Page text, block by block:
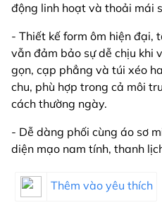
động linh hoạt và thoải mái
- Thiết kế form ôm hiện đại,
vẫn đảm bảo sự dễ chịu khi
gọn, cạp phẳng và túi xéo
chu, phù hợp trong cả môi
cách thường ngày.
- Dễ dàng phối cùng áo sơ
diện mạo nam tính, thanh
Thêm vào yêu thích